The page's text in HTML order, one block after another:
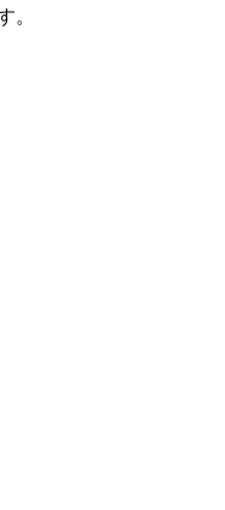
。